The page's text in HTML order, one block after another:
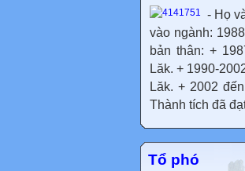
- Họ
vào ngành:
bản thân: +
Lăk. + 1990-
Lăk. + 2002
Thành tích đã
Tổ phó